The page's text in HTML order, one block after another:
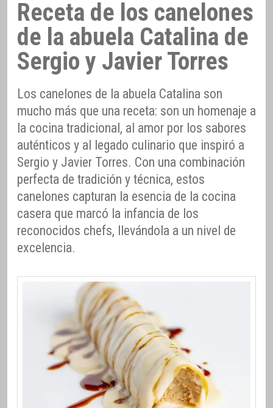
Receta de los canelones
de la abuela Catalina de
Sergio y Javier Torres
Los canelones de la abuela Catalina son
mucho más que una receta: son un homenaje a
la cocina tradicional, al amor por los sabores
auténticos y al legado culinario que inspiró a
Sergio y Javier Torres. Con una combinación
perfecta de tradición y técnica, estos
canelones capturan la esencia de la cocina
casera que marcó la infancia de los
reconocidos chefs, llevándola a un nivel de
excelencia.